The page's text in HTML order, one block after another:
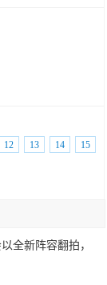
12 13 14
15
全新阵容翻拍，